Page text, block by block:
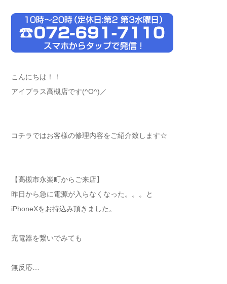
こんにちは！！
アイプラス高槻店です(^O^)／
コチラではお客様の修理内容をご紹介致します☆
【高槻市永楽町からご来店】
昨日から急に電源が入らなくなった。。。と
iPhoneXをお持込み頂きました。
充電器を繋いでみても
無反応…